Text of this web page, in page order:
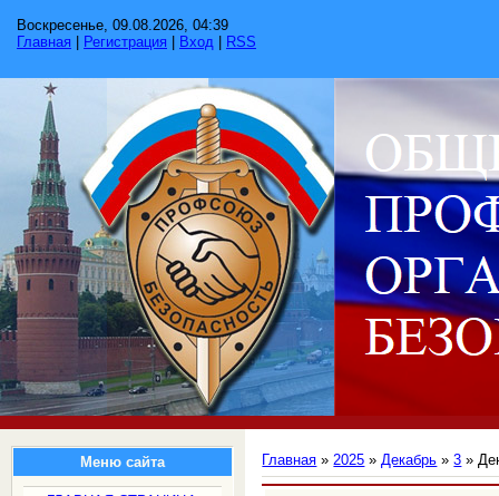
Воскресенье, 09.08.2026, 04:39
Главная
Регистрация Вход RSS
Меню сайта Главная »2025 » Декабрь » 3 »